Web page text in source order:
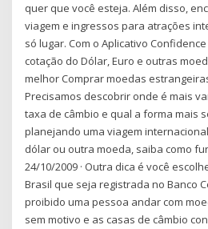
quer que você esteja. Além disso,
viagem e ingressos para atrações
só lugar. Com o Aplicativo
cotação do Dólar, Euro e outras
melhor Comprar moedas
Precisamos descobrir onde é mais
taxa de câmbio e qual a forma mais
planejando uma viagem
dólar ou outra moeda, saiba como
24/10/2009 · Outra dica é você
Brasil que seja registrada no Banco
proibido uma pessoa andar com
sem motivo e as casas de câmbio